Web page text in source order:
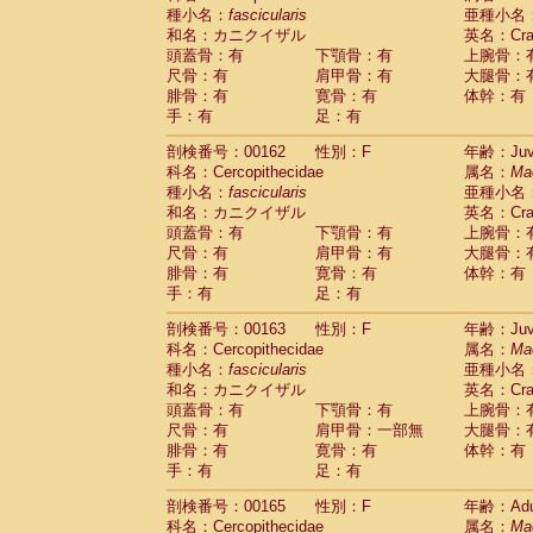
種小名： fascicularis
亜種小名
和名：カニクイザル
英名：
頭蓋骨：有
下顎骨：有
上腕骨：
尺骨：有
肩甲骨：有
大腿骨：
腓骨：有
寛骨：有
体幹：有
手：有
足：有
剖検番号：00162
性別：F
年齢：
科名：Cercopithecidae
属名：
種小名： fascicularis
亜種小名
和名：カニクイザル
英名：
頭蓋骨：有
下顎骨：有
上腕骨：
尺骨：有
肩甲骨：有
大腿骨：
腓骨：有
寛骨：有
体幹：有
手：有
足：有
剖検番号：00163
性別：F
年齢：
科名：Cercopithecidae
属名：
種小名： fascicularis
亜種小名
和名：カニクイザル
英名：
頭蓋骨：有
下顎骨：有
上腕骨：
尺骨：有
肩甲骨：一部無
大腿骨：
腓骨：有
寛骨：有
体幹：有
手：有
足：有
剖検番号：00165
性別：F
年齢：
科名：Cercopithecidae
属名：